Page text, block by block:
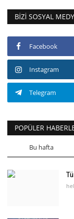
BIZI SOSYAL
Facebook
Instagram
Telegram
POPÜLER
Bu hafta